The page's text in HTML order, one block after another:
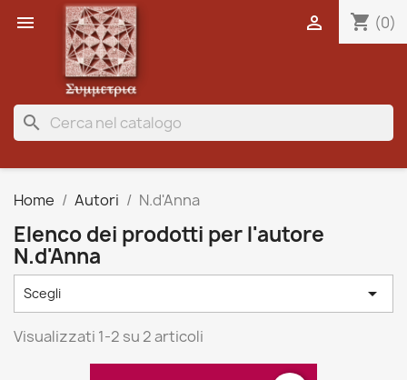
 shopping_cart (0)

search
Home Autori N.d'Anna
Elenco dei prodotti per l'autore
N.d'Anna
Scegli 
Visualizzati 1-2 su 2 articoli